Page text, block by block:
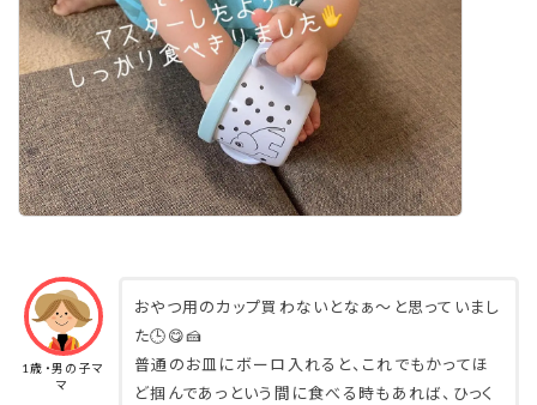
1歳・男の子マ
マ
おやつ用のカップ買わないとなぁ〜と思っていまし
た🕒😋🍰
普通のお皿にボーロ入れると、これでもかってほ
ど掴んであっという間に食べる時もあれば、ひっく